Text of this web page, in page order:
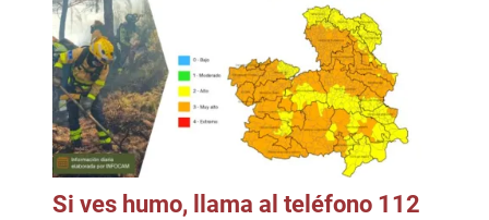
Si ves humo, llama al teléfono 112